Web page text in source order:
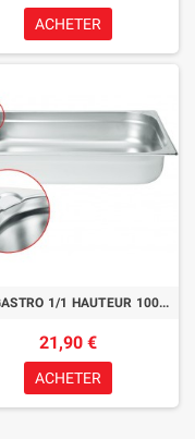
ACHETER
BAC GASTRO 1/1 HAUTEUR 100MM
21,90 €
ACHETER